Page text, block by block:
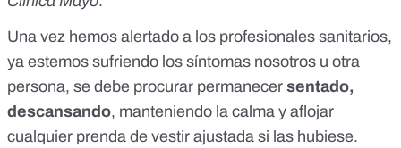
Una vez hemos alertado a los profesionales sanitarios,
ya estemos sufriendo los síntomas nosotros u otra
persona, se debe procurar permanecer sentado,
descansando, manteniendo la calma y aflojar
cualquier prenda de vestir ajustada si las hubiese.